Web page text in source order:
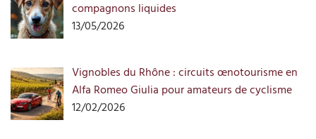
compagnons liquides
13/05/2026
Vignobles du Rhône : circuits œnotourisme en
Alfa Romeo Giulia pour amateurs de cyclisme
12/02/2026